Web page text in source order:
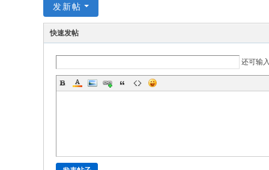
发新帖
快速发帖
还可输入